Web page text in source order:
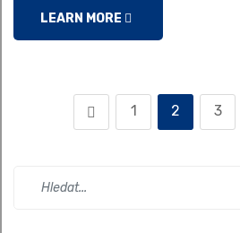
LEARN MORE
1 2 3